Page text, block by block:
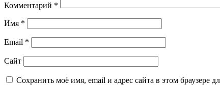
Комментарий *
Имя *
Email *
Сайт
Сохранить моё имя, email и адрес сайта в этом браузере